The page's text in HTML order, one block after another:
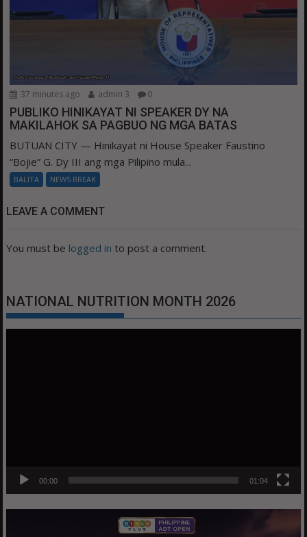
37 minutes ago admin 3 0
PUBLIKO HINIKAYAT NI SPEAKER DY NA
MAKILAHOK SA PAGBUO NG MGA BATAS
BUTUAN CITY — Hinikayat ni House Speaker Faustino
“Bojie” G. Dy III ang mga Pilipino mula...
BALITA NEWS BREAK
LEAVE A COMMENT
You must be logged in to post a comment.
NATIONAL NUTRITION MONTH 2026
00:00 01:04